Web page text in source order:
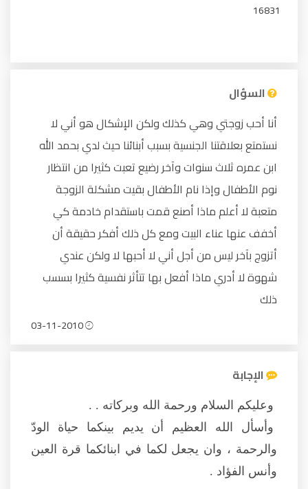
16831
السؤال
أنا أحب زوجتي وهي كذلك ولكن الإشكال هو أني لا
نستمتع بعلاقتنا الجنسية بسبب أبنائنا حيث لدي بحمد الله
ابن عمره ثلاث سنوات وآخر رضيع تعبت كثيرا من انتظار
نوم الأطفال وإذا نام الأطفال بقيت مشكلة الزوجة
متعبة لا أعلم ماذا أصنع قمت باستقدام خادمة كي
أخفف عنها عناء البيت ومع كل ذلك أفكر حقيقة أن
أتزوج بآخر ليس من أجل أني لا أحبها لا ولكن عندي
شهوة لا أدري ماذا أفعل بها تتأثر نفسية كثيرا بسسب
ذلك
الإجابة
وعليكم السلام ورحمة الله وبركاته . .
وأسأل الله العظيم أن يديم بينكما حياة الودّ
والرحمة ، وان يجعل لكما في ابنائكما قرة العين
وأنس الفؤاد .